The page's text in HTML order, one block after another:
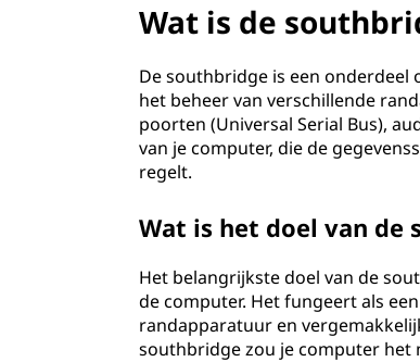
Wat is de
De southbridge is een
het beheer van verschillende
poorten (Universal Serial Bus),
van je computer, die de
regelt.
Wat is het doel van de
Het belangrijkste doel van de
de computer. Het fungeert als
randapparatuur en
southbridge zou je computer het